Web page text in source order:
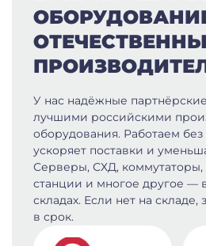
У нас надёжные
лучшими российскими
оборудования. Работаем
ускоряет поставки и
Серверы, СХД,
станции и многое другое —
складах. Если нет на
в срок.